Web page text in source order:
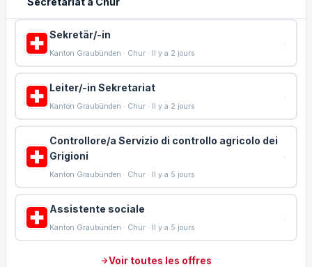
Sekretär/-in
Kanton Graubünden · Chur · Il y a 2 jours
Leiter/-in Sekretariat
Kanton Graubünden · Chur · Il y a 2 jours
Controllore/a Servizio di controllo agricolo dei
Grigioni
Kanton Graubünden · Chur · Il y a 5 jours
Assistente sociale
Kanton Graubünden · Chur · Il y a 5 jours
Voir toutes les offres